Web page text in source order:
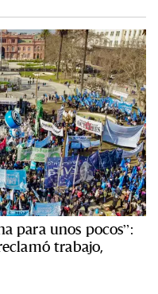
para unos pocos”:
trabajo,